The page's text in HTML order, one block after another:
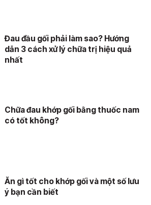
Đau đầu gối phải làm sao? Hướng
dẫn 3 cách xử lý chữa trị hiệu quả
nhất
Chữa đau khớp gối bằng thuốc nam
có tốt không?
Ăn gì tốt cho khớp gối và một số lưu
ý bạn cần biết